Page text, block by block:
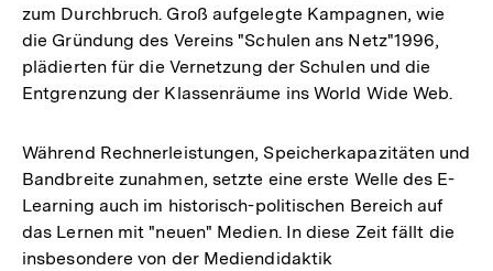
zum Durchbruch. Groß aufgelegte Kampagnen, wie
die Gründung des Vereins "Schulen ans Netz"1996,
plädierten für die Vernetzung der Schulen und die
Entgrenzung der Klassenräume ins World Wide Web.
Während Rechnerleistungen, Speicherkapazitäten und
Bandbreite zunahmen, setzte eine erste Welle des E-
Learning auch im historisch-politischen Bereich auf
das Lernen mit "neuen" Medien. In diese Zeit fällt die
insbesondere von der Mediendidaktik